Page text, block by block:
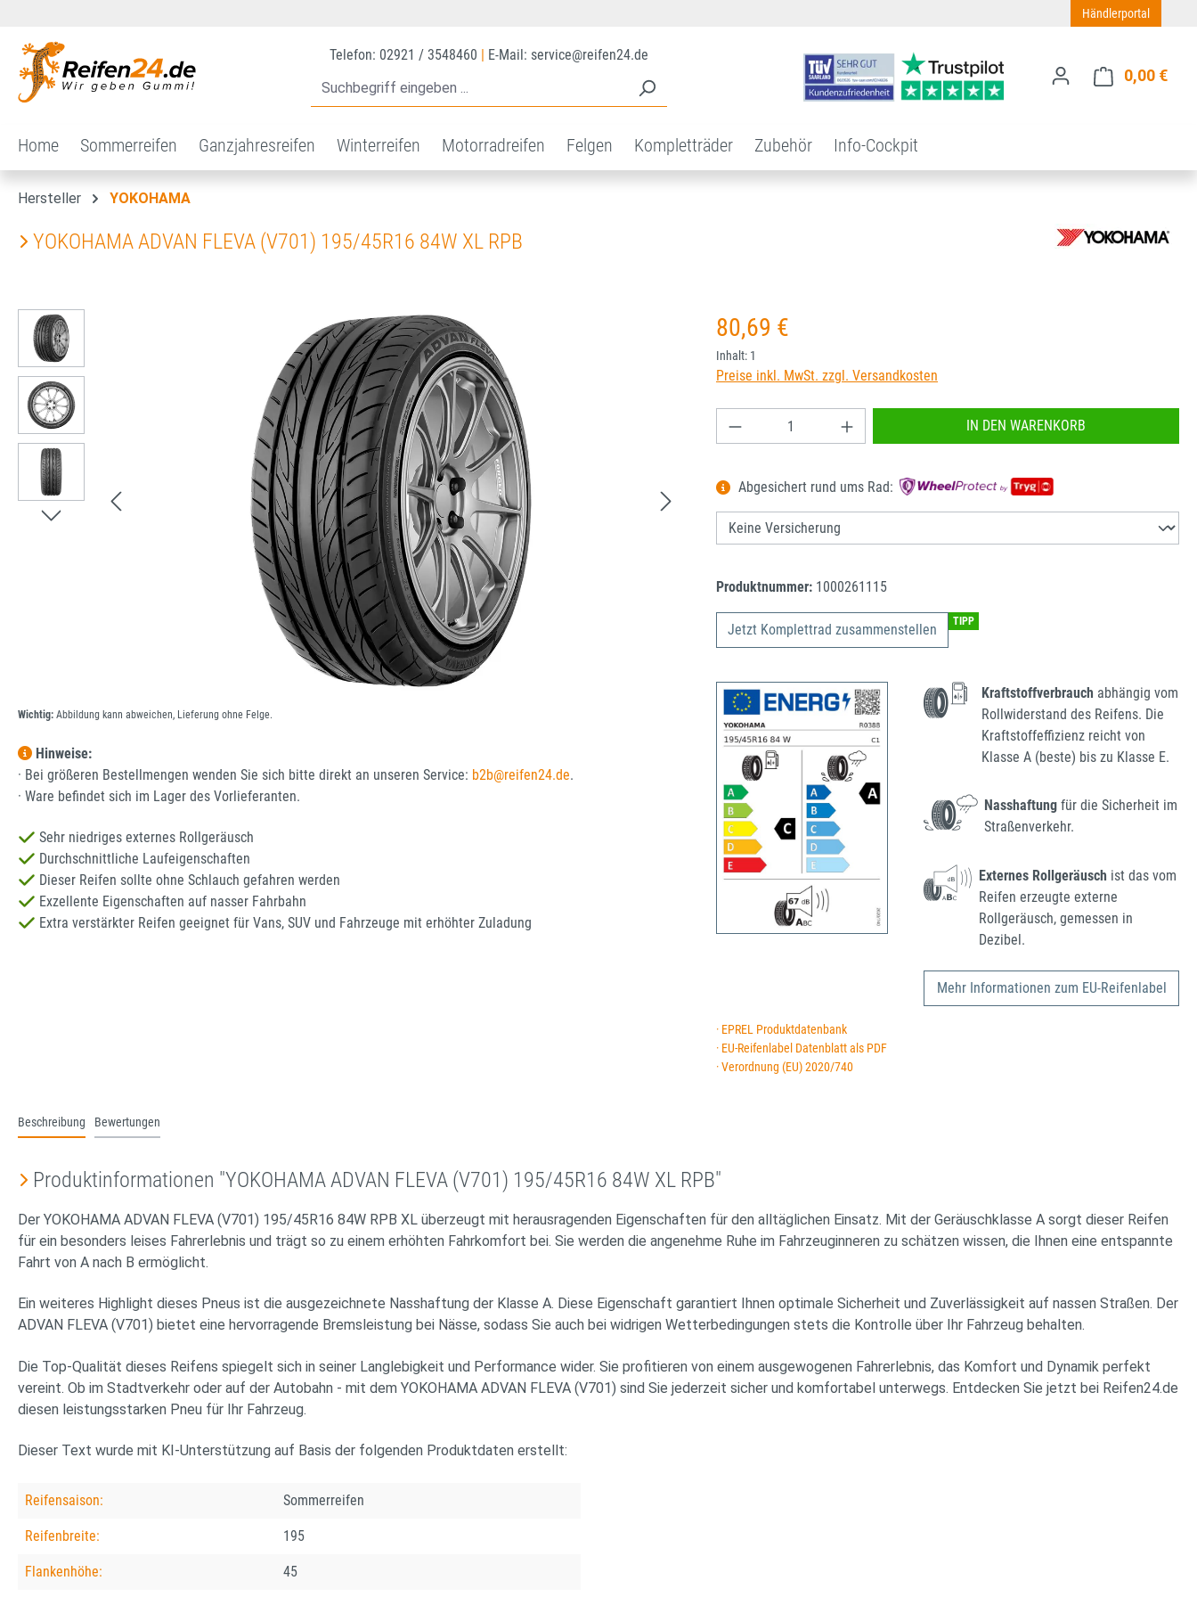
Händlerportal
Telefon: 02921 / 3548460 E-Mail: service@reifen24.de
0,00 €
Home Sommerreifen Ganzjahresreifen Winterreifen Motorradreifen Felgen Kompletträder Zubehör Info-Cockpit
Hersteller YOKOHAMA
YOKOHAMA ADVAN FLEVA (V701) 195/45R16 84W XL RPB
Bildergalerie überspringen
Wichtig: Abbildung kann abweichen, Lieferung ohne Felge.
Hinweise:
· Bei größeren Bestellmengen wenden Sie sich bitte direkt an unseren Service: b2b@reifen24.de.
· Ware befindet sich im Lager des Vorlieferanten.
Sehr niedriges externes Rollgeräusch
Durchschnittliche Laufeigenschaften
Dieser Reifen sollte ohne Schlauch gefahren werden
Exzellente Eigenschaften auf nasser Fahrbahn
Extra verstärkter Reifen geeignet für Vans, SUV und Fahrzeuge mit erhöhter Zuladung
Regulärer Preis:
80,69 €
Inhalt: 1
Preise inkl. MwSt. zzgl. Versandkosten
Produkt Anzahl: Gib den gewünschten Wert ein oder
IN DEN WARENKORB
Abgesichert rund ums Rad:
Produktnummer: 1000261115
Jetzt Komplettrad zusammenstellen TIPP
Kraftstoffverbrauch abhängig vom
Rollwiderstand des Reifens. Die
Kraftstoffeffizienz reicht von
Klasse A (beste) bis zu Klasse E.
Nasshaftung für die Sicherheit im
Straßenverkehr.
Externes Rollgeräusch ist das vom
Reifen erzeugte externe
Rollgeräusch, gemessen in
Dezibel.
Mehr Informationen zum EU-Reifenlabel
· EPREL Produktdatenbank
· EU-Reifenlabel Datenblatt als PDF
· Verordnung (EU) 2020/740
Beschreibung Bewertungen
Produktinformationen "YOKOHAMA ADVAN FLEVA (V701) 195/45R16 84W XL RPB"
Der YOKOHAMA ADVAN FLEVA (V701) 195/45R16 84W RPB XL überzeugt mit herausragenden Eigenschaften für den alltäglichen Einsatz. Mit der Geräuschklasse A sorgt dieser Reifen
für ein besonders leises Fahrerlebnis und trägt so zu einem erhöhten Fahrkomfort bei. Sie werden die angenehme Ruhe im Fahrzeuginneren zu schätzen wissen, die Ihnen eine entspannte
Fahrt von A nach B ermöglicht.
Ein weiteres Highlight dieses Pneus ist die ausgezeichnete Nasshaftung der Klasse A. Diese Eigenschaft garantiert Ihnen optimale Sicherheit und Zuverlässigkeit auf nassen Straßen. Der
ADVAN FLEVA (V701) bietet eine hervorragende Bremsleistung bei Nässe, sodass Sie auch bei widrigen Wetterbedingungen stets die Kontrolle über Ihr Fahrzeug behalten.
Die Top-Qualität dieses Reifens spiegelt sich in seiner Langlebigkeit und Performance wider. Sie profitieren von einem ausgewogenen Fahrerlebnis, das Komfort und Dynamik perfekt
vereint. Ob im Stadtverkehr oder auf der Autobahn - mit dem YOKOHAMA ADVAN FLEVA (V701) sind Sie jederzeit sicher und komfortabel unterwegs. Entdecken Sie jetzt bei Reifen24.de
diesen leistungsstarken Pneu für Ihr Fahrzeug.
Dieser Text wurde mit KI-Unterstützung auf Basis der folgenden Produktdaten erstellt:
Reifensaison: Sommerreifen
Reifenbreite: 195
Flankenhöhe: 45